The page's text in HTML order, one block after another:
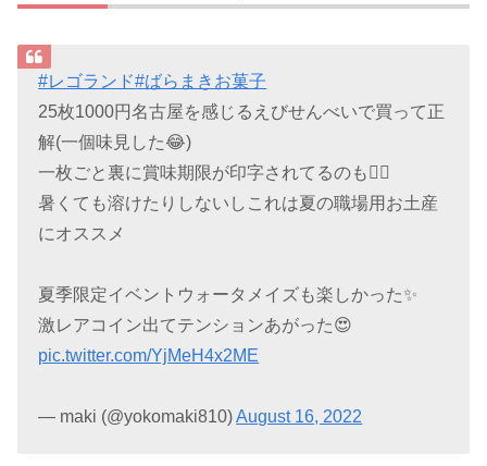
#レゴランド#ばらまきお菓子
25枚1000円名古屋を感じるえびせんべいで買って正
解(一個味見した😂)
一枚ごと裏に賞味期限が印字されてるのも🙆‍♀️
暑くても溶けたりしないしこれは夏の職場用お土産
にオススメ
夏季限定イベントウォータメイズも楽しかった✨
激レアコイン出てテンションあがった😍
pic.twitter.com/YjMeH4x2ME
— maki (@yokomaki810)August 16, 2022